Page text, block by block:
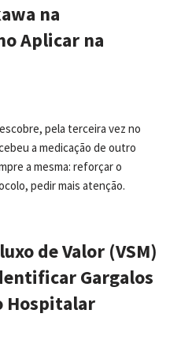
na
Aplicar na
pela terceira vez no
a medicação de outro
a mesma: reforçar o
pedir mais atenção.
de Valor (VSM)
Gargalos
Hospitalar